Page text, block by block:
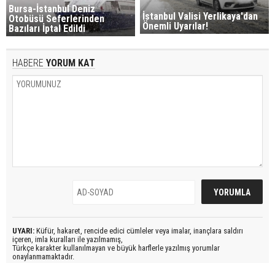
Bursa-İstanbul Deniz
Otobüsü Seferlerinden
Bazıları İptal Edildi
İstanbul Valisi Yerlikaya'dan
Önemli Uyarılar!
HABERE YORUM KAT
UYARI: Küfür, hakaret, rencide edici cümleler veya imalar, inançlara saldırı
içeren, imla kuralları ile yazılmamış,
Türkçe karakter kullanılmayan ve büyük harflerle yazılmış yorumlar
onaylanmamaktadır.